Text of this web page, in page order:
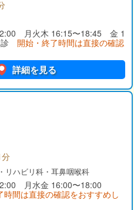
月火木 16:15〜18:45 金 1
診 開始・終了時間は直接の確認
詳細を見る
リハビリ科・耳鼻咽喉科
月水金 16:00〜18:00
時間は直接の確認をおすすめし